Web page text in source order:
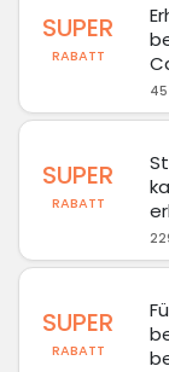
SUPER
RABATT
45
SUPER
RABATT
SUPER
RABATT